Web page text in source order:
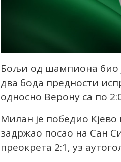
Бољи од шампиона био
два бода предности
односно Верону са по
Милан је победио
задржао посао на Сан
преокрета 2:1, уз